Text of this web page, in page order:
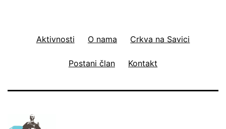
Aktivnosti O nama Crkva na Savici
Postani član Kontakt